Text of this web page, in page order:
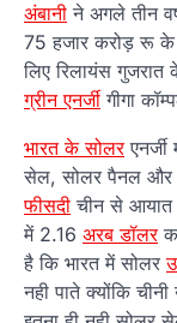
अंबानी ने अगले तीन
75 हजार करोड़ रू के
लिए रिलायंस
ग्रीन एनर्जी गीगा
भारत के सोलरएनर्जी
सेल, सोलर पैनल
फीसदी चीन से आयात
में 2.16 अरब डॉलर
है कि भारत में सोलर
नही पाते क्योंकि